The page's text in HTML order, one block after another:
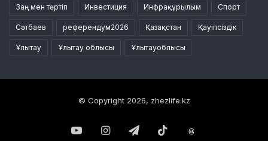
Заң мен тәртіп Инвестиция Инфрақұрылым Спорт
Сәтбаев референдум2026 Қазақстан Қауіпсіздік
Ұлытау Ұлытау облысы Ұлытауоблысы
© Copyright 2026, zhezlife.kz
YouTubeInstagramTelegramTikTok